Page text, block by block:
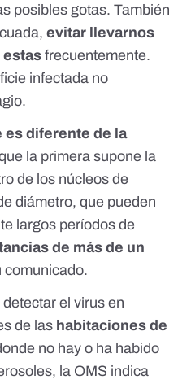
posibles gotas. También
evitar llevarnos
estas frecuentemente.
infectada no
es diferente de la
la primera supone la
de los núcleos de
diámetro, que pueden
largos períodos de
de más de un
comunicado.
el virus en
de las habitaciones de
no hay o ha habido
la OMS indica